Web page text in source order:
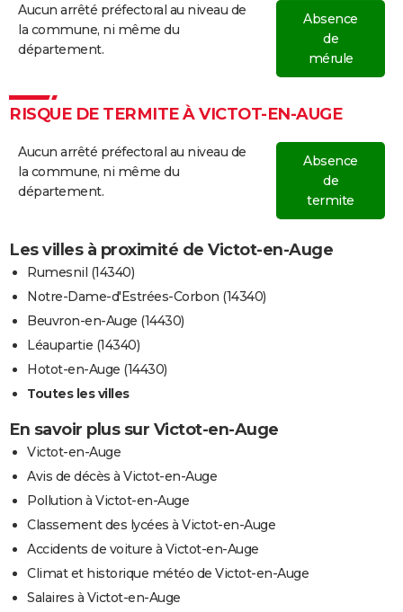
Aucun arrêté préfectoral au niveau de
la commune, ni même du
département.
Absence
de
mérule
RISQUE DE TERMITE À VICTOT-EN-AUGE
Aucun arrêté préfectoral au niveau de
la commune, ni même du
département.
Absence
de
termite
Les villes à proximité de Victot-en-Auge
Rumesnil (14340)
Notre-Dame-d'Estrées-Corbon (14340)
Beuvron-en-Auge (14430)
Léaupartie (14340)
Hotot-en-Auge (14430)
Toutes les villes
En savoir plus sur Victot-en-Auge
Victot-en-Auge
Avis de décès à Victot-en-Auge
Pollution à Victot-en-Auge
Classement des lycées à Victot-en-Auge
Accidents de voiture à Victot-en-Auge
Climat et historique météo de Victot-en-Auge
Salaires à Victot-en-Auge